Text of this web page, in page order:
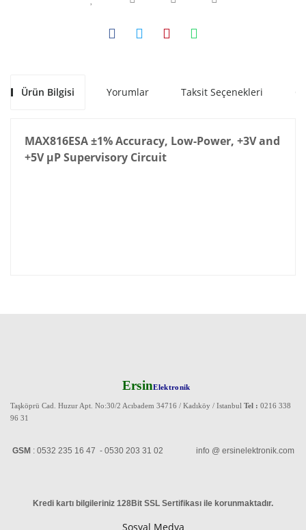
Ürün Bilgisi Yorumlar Taksit Seçenekleri
MAX816ESA ±1% Accuracy, Low-Power, +3V and
+5V μP Supervisory Circuit
ErsinElektronik
Taşköprü Cad. Huzur Apt. No:30/2 Acıbadem 34716 / Kadıköy / Istanbul Tel : 0216 338
96 31
GSM : 0532 235 16 47 - 0530 203 31 02 info @ ersinelektronik.com
Kredi kartı bilgileriniz 128Bit SSL Sertifikası ile korunmaktadır.
Sosyal Medya